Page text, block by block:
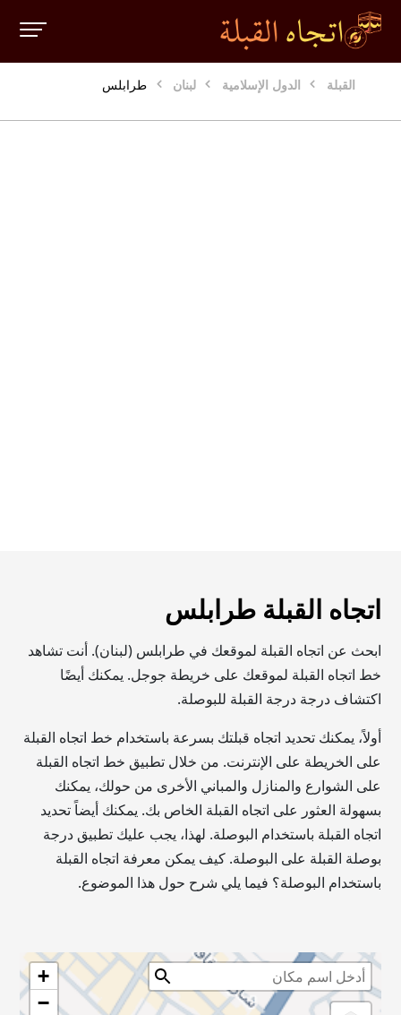
القبلة الدول الإسلامية لبنان طرابلس
اتجاه القبلة طرابلس
ابحث عن اتجاه القبلة لموقعك في طرابلس (لبنان). أنت تشاهد
خط اتجاه القبلة لموقعك على خريطة جوجل. يمكنك أيضًا
اكتشاف درجة درجة القبلة للبوصلة.
أولاً، يمكنك تحديد اتجاه قبلتك بسرعة باستخدام خط اتجاه القبلة
على الخريطة على الإنترنت. من خلال تطبيق خط اتجاه القبلة
على الشوارع والمنازل والمباني الأخرى من حولك، يمكنك
بسهولة العثور على اتجاه القبلة الخاص بك. يمكنك أيضاً تحديد
اتجاه القبلة باستخدام البوصلة. لهذا، يجب عليك تطبيق درجة
بوصلة القبلة على البوصلة. كيف يمكن معرفة اتجاه القبلة
باستخدام البوصلة؟ فيما يلي شرح حول هذا الموضوع.
+
−